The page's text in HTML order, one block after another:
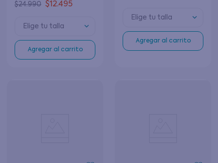
$24.990 $12.495
Elige tu talla
Agregar al carrito
Elige tu talla
Agregar al carrito